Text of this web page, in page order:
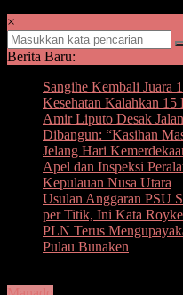
×
Berita Baru:
Sangihe Kembali Juara
Kesehatan Kalahkan 15
Amir Liputo Desak
Dibangun: “Kasihan
Jelang Hari
Apel dan Inspeksi
Kepulauan Nusa Utara
Usulan Anggaran PSU
per Titik, Ini Kata
PLN Terus
Pulau Bunaken